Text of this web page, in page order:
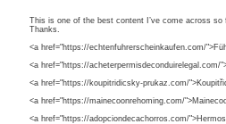
This is one of the best content I’ve come across
Thanks.
<a href="https://echtenfuhrerscheinkaufen.com/
<a href="https://acheterpermisdeconduirelegal.com/
<a href="https://koupitridicsky-prukaz.com/
<a href="https://mainecoonrehoming.com/
<a href="https://adopciondecachorros.com/